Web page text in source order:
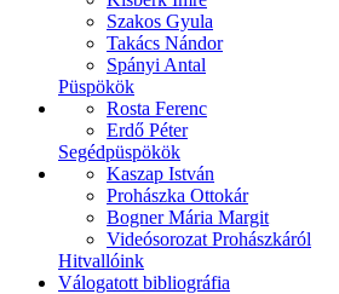
Szakos Gyula
Takács Nándor
Spányi Antal
Püspökök
Rosta Ferenc
Erdő Péter
Segédpüspökök
Kaszap István
Prohászka Ottokár
Bogner Mária Margit
Videósorozat Prohászkáról
Hitvallóink
Válogatott bibliográfia